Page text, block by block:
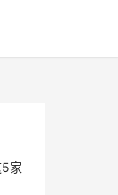
家